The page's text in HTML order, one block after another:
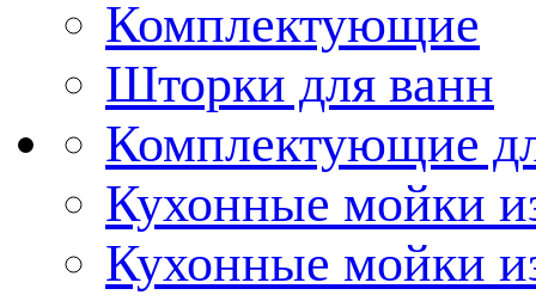
Комплектующие
Шторки для ванн
Комплектующие
Кухонные мойки
Кухонные мойки